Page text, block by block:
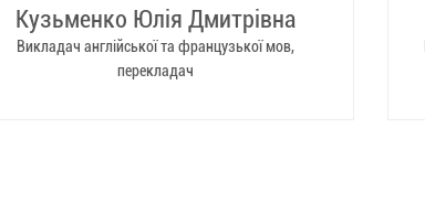
Кузьменко Юлія Дмитрівна
Викладач англійської та французької мов,
перекладач